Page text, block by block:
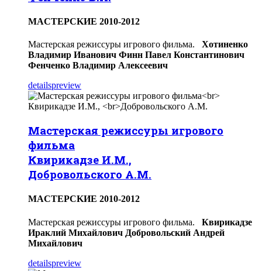
МACTEPCKИЕ 2010-2012
Мастерская режиссуры игрового фильма. Хотиненко
Владимир Иванович Финн Павел Константинович
Фенченко Владимир Алексеевич
detailspreview
Мастерская режиссуры игрового
фильма
Квирикадзе И.М.,
Добровольского А.М.
МACTEPCKИЕ 2010-2012
Мастерская режиссуры игрового фильма. Квирикадзе
Ираклий Михайлович Добровольский Андрей
Михайлович
detailspreview